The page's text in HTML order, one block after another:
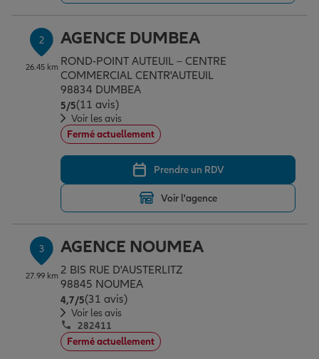
Assurance vie
Placements financiers
Investissements immobiliers
Transmission
Partir en vacances
Déménager
Changer de voiture
Départ à la retraite
Préparer l’avenir
Conseil assurance
Outre-mer
Assurance auto
Assurance habitation
Le Pack Famille
Garantie des accidents de la vie
Assurance scolaire
Professionnels
Allianz en France
2
26.45 km
AGENCE DUMBEA
ROND-POINT AUTEUIL – CENTRE
COMMERCIAL CENTR'AUTEUIL
98834 DUMBEA
5/5Note de 5 sur 5
(11 avis)
Voir les avis
Fermé actuellement
Prendre un RDV
Voir l'agence
3
27.99 km
AGENCE NOUMEA
2 BIS RUE D'AUSTERLITZ
98845 NOUMEA
4,7/5Note de 4.7 sur 5
(31 avis)
Voir les avis
282411
Fermé actuellement